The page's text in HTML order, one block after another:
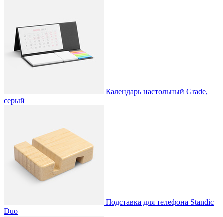
Календарь настольный Grade,
серый
Подставка для телефона Standic
Duo